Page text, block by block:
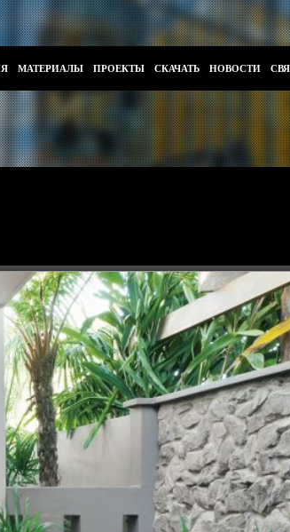
МАТЕРИАЛЫ ПРОЕКТЫ СКАЧАТЬ НОВОСТИ